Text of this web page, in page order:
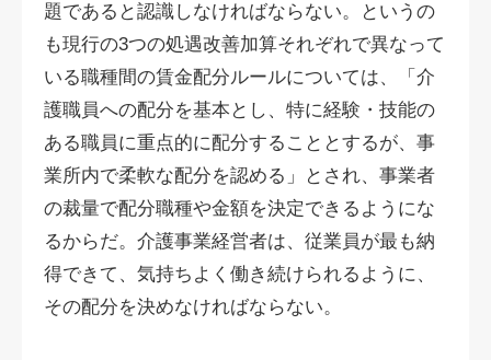
題であると認識しなければならない。というの
も現行の3つの処遇改善加算それぞれで異なって
いる職種間の賃金配分ルールについては、「介
護職員への配分を基本とし、特に経験・技能の
ある職員に重点的に配分することとするが、事
業所内で柔軟な配分を認める」とされ、事業者
の裁量で配分職種や金額を決定できるようにな
るからだ。介護事業経営者は、従業員が最も納
得できて、気持ちよく働き続けられるように、
その配分を決めなければならない。